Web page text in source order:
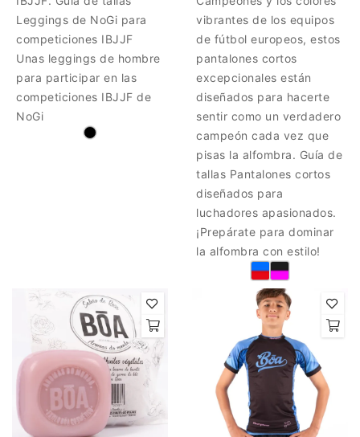
Leggings de NoGi para
competiciones IBJJF
Unas leggings de hombre
para participar en las
competiciones IBJJF de
NoGi
vibrantes de los equipos
de fútbol europeos, estos
pantalones cortos
excepcionales están
diseñados para hacerte
sentir como un verdadero
campeón cada vez que
pisas la alfombra. Guía de
tallas Pantalones cortos
diseñados para
luchadores apasionados.
¡Prepárate para dominar
la alfombra con estilo!